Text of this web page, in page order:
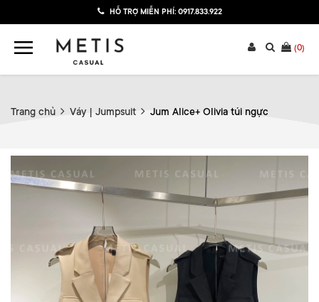
HỖ TRỢ MIỄN PHÍ: 0917.833.922
(0)
Trang chủ Váy | Jumpsuit Jum Alice+ Olivia túi ngực